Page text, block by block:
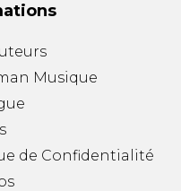
Musique
de Confidentialité